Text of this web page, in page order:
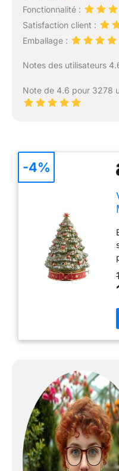
Fonctionnalité :
Satisfaction client :
Emballage :
Notes des utilisateurs
Note de 4.6 pour 3278
-4%